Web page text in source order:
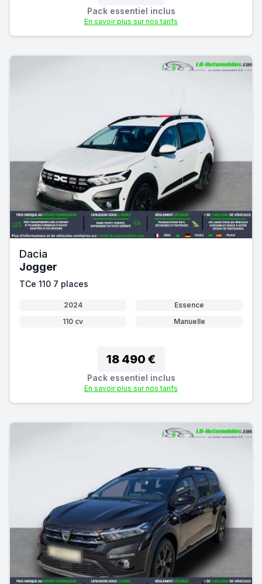
Pack essentiel inclus
En savoir plus sur nos tarifs
Dacia
Jogger
TCe 110 7 places
2024
Essence
110 cv
Manuelle
18 490 €
Pack essentiel inclus
En savoir plus sur nos tarifs